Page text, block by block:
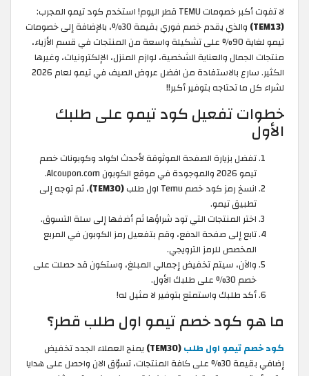
لا تفوت أكبر خصومات TEMU قطر اليوم! استخدم كود تيمو المجرب:
(TEM13)
والذي يقدم خصم فوري بقيمة 30%، بالإضافة إلى خصومات
تيمو لغاية 90% على تشكيلة واسعة من المنتجات في قسم الأزياء،
منتجات الجمال والعناية الشخصية، لوازم المنزل، الإلكترونيات، وغيرها
الكثير. سارع بالاستفادة من افضل عروض الصيف في تيمو لعام 2026
لشراء كل ما تحتاجه بتوفير أكبر!!
خطوات تفعيل كود تيمو على طلبك
الأول
تفضل بزيارة الصفحة الموثوقة لأحدث اكواد وكوبونات خصم
تيمو 2026 والموجودة في موقع الكوبون Alcoupon.com.
انسخ رمز كود خصم Temu اول طلب
(TEM30)
، ثم توجه إلى
تطبيق تيمو.
اختر المنتجات التي تود شراؤها ثم أضفها إلى سلة التسوق.
تابع إلى صفحة الدفع، وقم بتفعيل رمز الكوبون في المربع
المخصص للرمز الترويجي.
والآن، سيتم تخفيض إجمالي المبلغ، وستكون قد حصلت على
خصم 30% على طلبك الأول.
أكد طلبك واستمتع بتوفير لا مثيل له!
ما هو كود خصم تيمو اول طلب قطر؟
كود خصم تيمو اول طلب(TEM30)
يمنح العملاء الجدد تخفيض
إضافي بقيمة 30% على كافة المنتجات، تسوّق الان واحصل على هدايا